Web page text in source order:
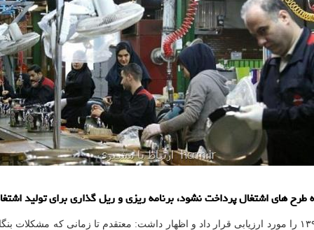
های اشتغال پرداخت نشود، برنامه ریزی و ریل گذاری برای تولید
هادی ابوی در گفت وگو با ایسنا، چشم انداز بنگاه های اقتصادی در سال ۱۳۹۷ را مورد ارزیابی قرار داد و